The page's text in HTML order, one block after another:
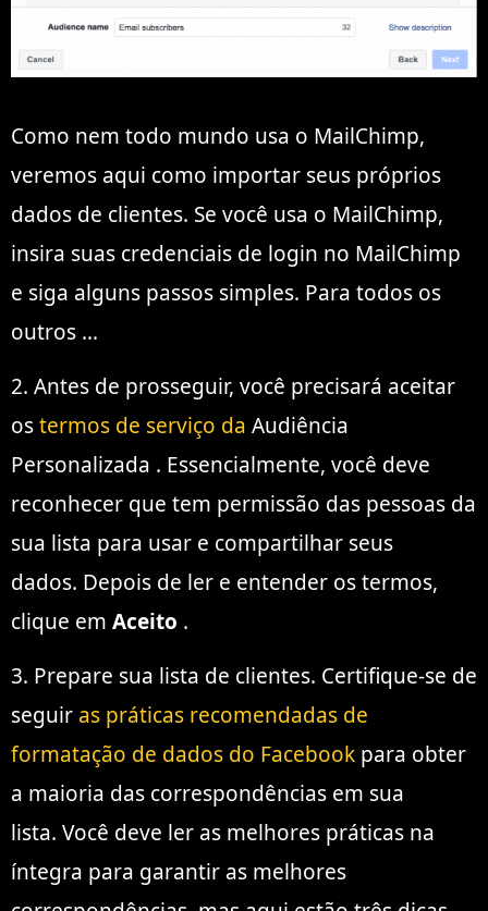
Como nem todo mundo usa o MailChimp,
veremos aqui como importar seus próprios
dados de clientes. Se você usa o MailChimp,
insira suas credenciais de login no MailChimp
e siga alguns passos simples. Para todos os
outros …
2. Antes de prosseguir, você precisará aceitar
ostermos de serviço da Audiência
Personalizada . Essencialmente, você deve
reconhecer que tem permissão das pessoas da
sua lista para usar e compartilhar seus
dados. Depois de ler e entender os termos,
clique em Aceito .
3. Prepare sua lista de clientes. Certifique-se de
seguir as práticas recomendadas de
formatação de dados do Facebook para obter
a maioria das correspondências em sua
lista. Você deve ler as melhores práticas na
íntegra para garantir as melhores